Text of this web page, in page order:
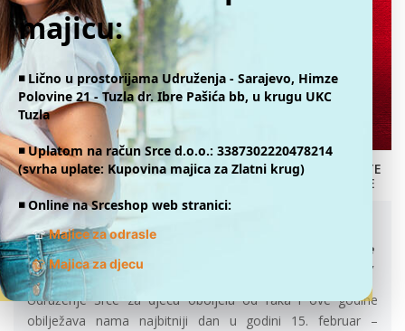
majicu:
◾️ Lično u prostorijama Udruženja - Sarajevo, Himze
Polovine 21 - Tuzla dr. Ibre Pašića bb, u krugu UKC
Tuzla
◾️ Uplatom na račun Srce d.o.o.: 3387302220478214
(svrha uplate: Kupovina majica za Zlatni krug)
◾️ Online na Srceshop web stranici:
👕Majice za odrasle
👕Majica za djecu
DONATE
ONLINE
RODITELJSKA P(R)ATNJA
13.02.2022.
„Odsustvo sa radnog mjesta i bolovanje roditelja djece
oboljele od malignih bolesti tokom njihovog liječenja“
Udruženje Srce za djecu oboljelu od raka i ove godine
obilježava nama najbitniji dan u godini 15. februar –